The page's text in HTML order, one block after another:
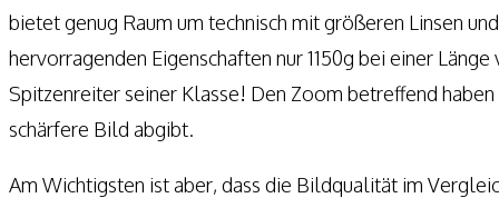
bietet genug Raum um technisch mit größeren Linsen
hervorragenden Eigenschaften nur 1150g bei einer
Spitzenreiter seiner Klasse! Den Zoom betreffend
schärfere Bild abgibt.
Am Wichtigsten ist aber, dass die Bildqualität im